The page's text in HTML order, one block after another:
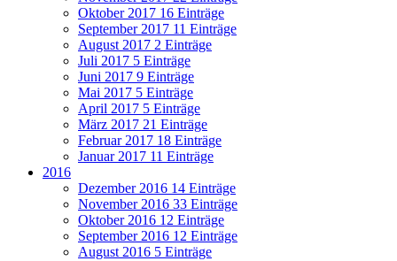
Oktober 2017 16 Einträge
September 2017 11 Einträge
August 2017 2 Einträge
Juli 2017 5 Einträge
Juni 2017 9 Einträge
Mai 2017 5 Einträge
April 2017 5 Einträge
März 2017 21 Einträge
Februar 2017 18 Einträge
Januar 2017 11 Einträge
2016
Dezember 2016 14 Einträge
November 2016 33 Einträge
Oktober 2016 12 Einträge
September 2016 12 Einträge
August 2016 5 Einträge